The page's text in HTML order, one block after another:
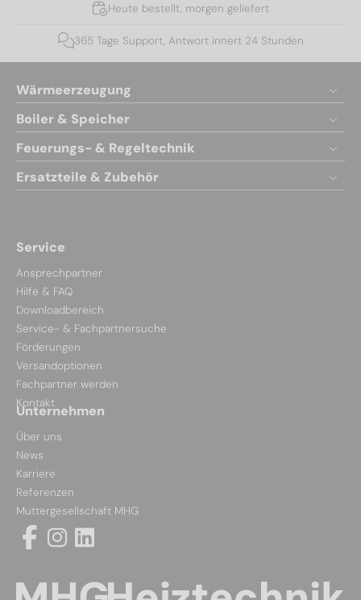
Heute bestellt, morgen geliefert
365 Tage Support, Antwort innert 24 Stunden
Wärmeerzeugung
Boiler & Speicher
Feuerungs- & Regeltechnik
Ersatzteile & Zubehör
Service
Ansprechpartner
Hilfe & FAQ
Downloadbereich
Service- & Fachpartnersuche
Förderungen
Versandoptionen
Fachpartner werden
Kontakt
Unternehmen
Über uns
News
Karriere
Referenzen
Muttergesellschaft MHG